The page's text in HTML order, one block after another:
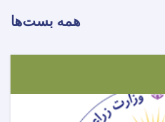
همه بست‌ها